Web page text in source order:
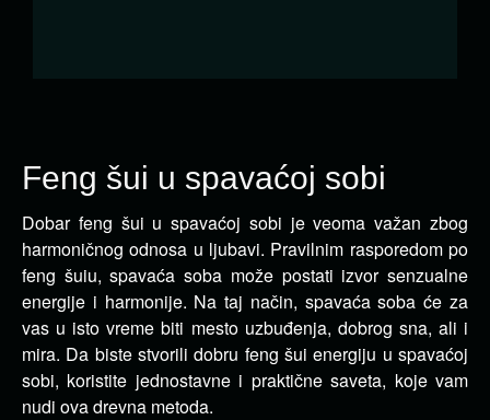
Feng šui u spavaćoj sobi
Dobar feng šui u spavaćoj sobi je veoma važan zbog
harmoničnog odnosa u ljubavi. Pravilnim rasporedom po
feng šuiu, spavaća soba može postati izvor senzualne
energije i harmonije. Na taj način, spavaća soba će za
vas u isto vreme biti mesto uzbuđenja, dobrog sna, ali i
mira. Da biste stvorili dobru feng šui energiju u spavaćoj
sobi, koristite jednostavne i praktične saveta, koje vam
nudi ova drevna metoda.